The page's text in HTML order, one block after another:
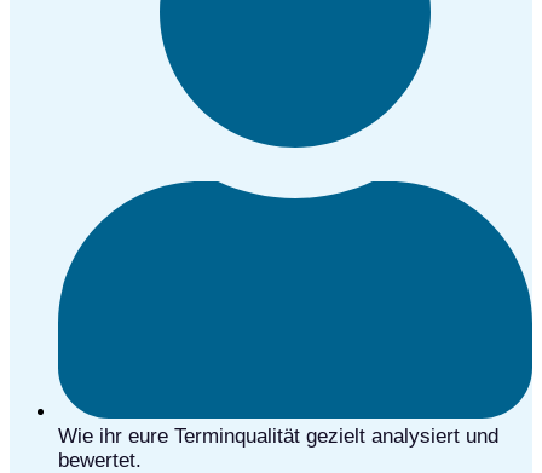
Wie ihr eure Terminqualität gezielt analysiert und
bewertet.